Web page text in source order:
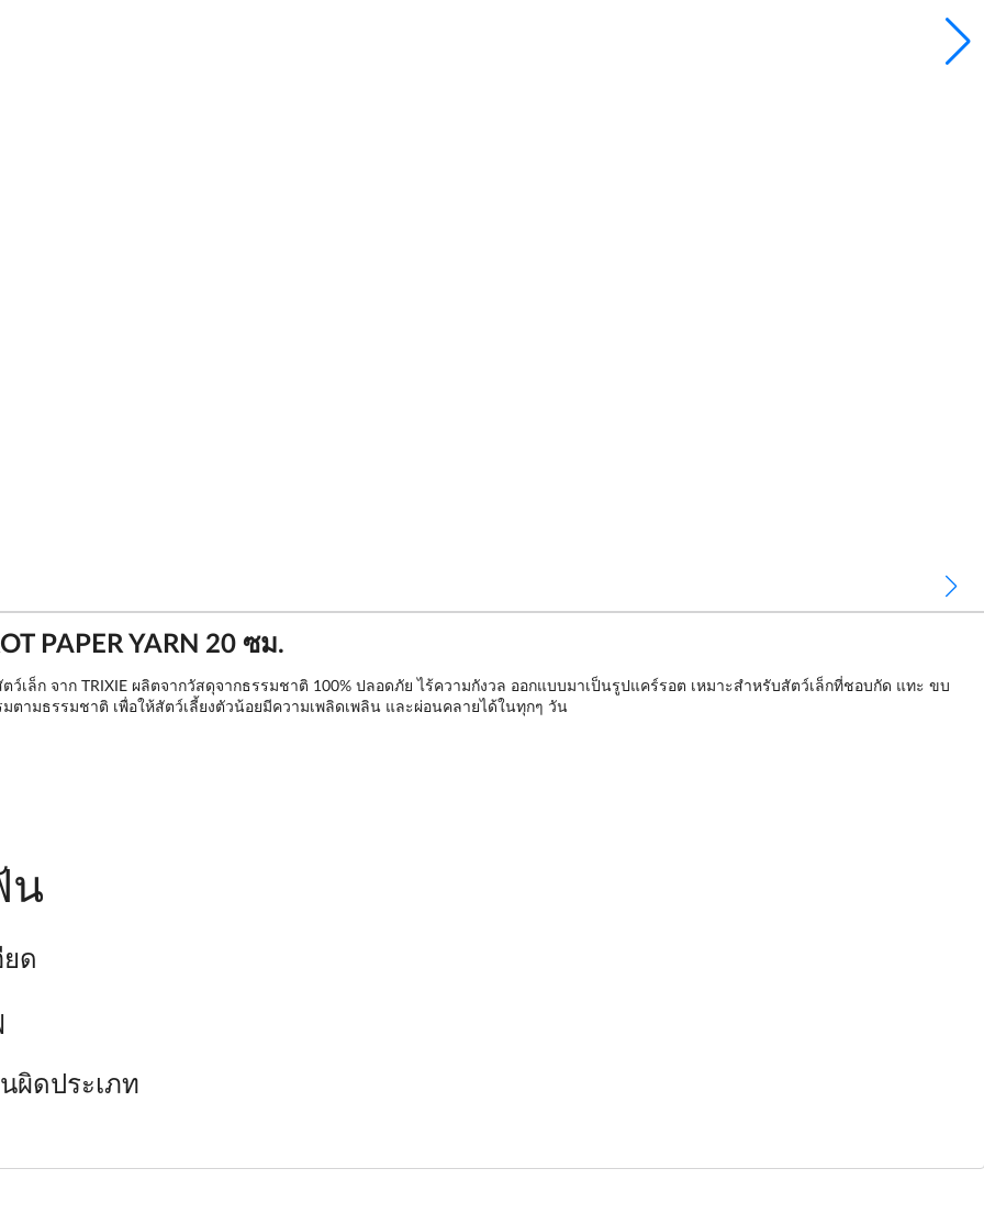
PAPER YARN 20 ซม.
เล็ก จาก TRIXIE ผลิตจากวัสดุจากธรรมชาติ 100% ปลอดภัย ไร้ความกังวล ออกแบบมาเป็นรูปแคร์รอต เหมาะสำหรับสัตว์เล็กที่ชอบกัด แทะ ขบ
มธรรมชาติ เพื่อให้สัตว์เลี้ยงตัวน้อยมีความเพลิดเพลิน และผ่อนคลายได้ในทุกๆ วัน
น
ด
ผิดประเภท